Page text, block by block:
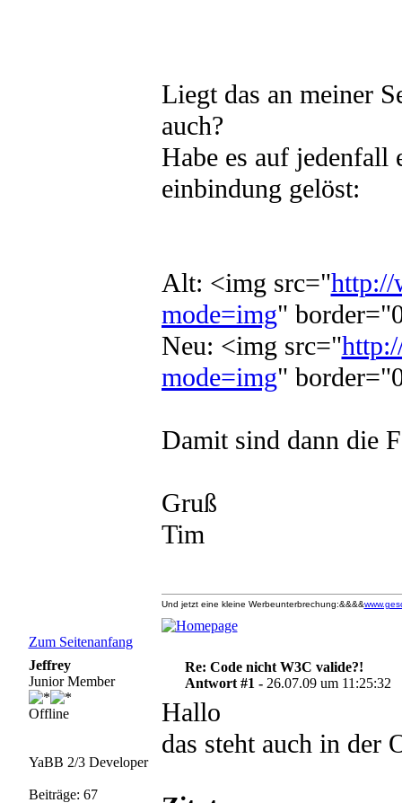
Liegt das an meiner
auch?
Habe es auf jedenfall
einbindung gelöst:
Alt: <img src="http://
mode=img"
Neu: <img src="
mode=img"
Damit sind dann die
Gruß
Tim
Zum Seitenanfang
Und jetzt eine kleine Werbeunterbrechung:&&&&
Jeffrey
Junior Member
Offline
YaBB 2/3 Developer
Beiträge: 67
Re: Code nicht W3C valide?!
Antwort #1 - 26.07.09 um 11:25:32
Hallo
das steht auch in der